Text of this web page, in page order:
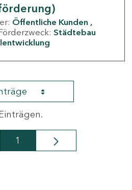
Öffentliche Kunden
Städtebau
Seite
1